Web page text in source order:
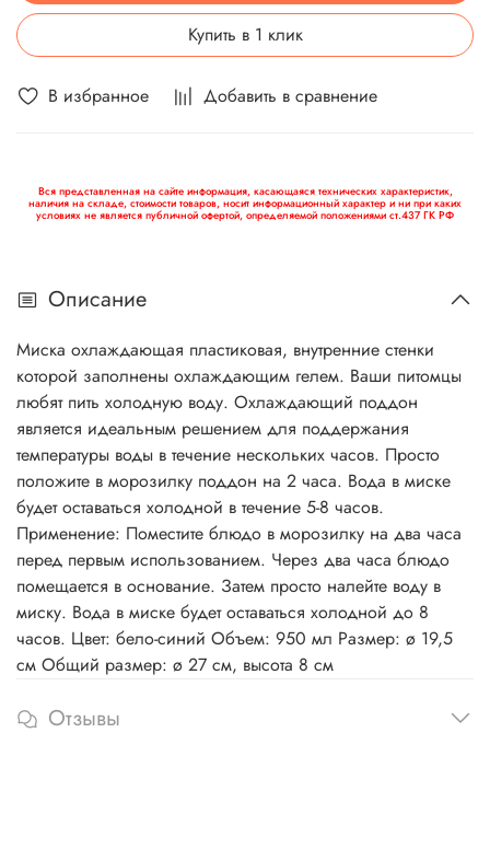
В избранное Добавить в сравнение
Купить в 1 клик
Вся представленная на сайте информация, касающаяся технических характеристик,
наличия на складе, стоимости товаров, носит информационный характер и ни при каких
условиях не является публичной офертой, определяемой положениями ст.437 ГК РФ
Описание
Миска охлаждающая пластиковая, внутренние стенки
которой заполнены охлаждающим гелем. Ваши питомцы
любят пить холодную воду. Охлаждающий поддон
является идеальным решением для поддержания
температуры воды в течение нескольких часов. Просто
положите в морозилку поддон на 2 часа. Вода в миске
будет оставаться холодной в течение 5-8 часов.
Применение: Поместите блюдо в морозилку на два часа
перед первым использованием. Через два часа блюдо
помещается в основание. Затем просто налейте воду в
миску. Вода в миске будет оставаться холодной до 8
часов. Цвет: бело-синий Объем: 950 мл Размер: ø 19,5
см Общий размер: ø 27 см, высота 8 см
Отзывы